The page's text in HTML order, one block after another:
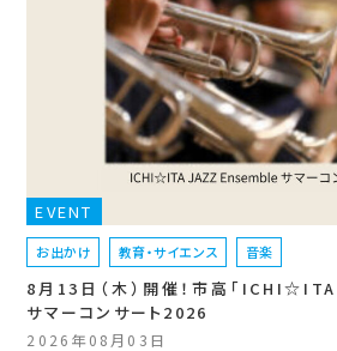
EVENT
お出かけ 教育・サイエンス 音楽
8月13日（木）開催！市高「
サマーコンサート2026
2026年08月03日